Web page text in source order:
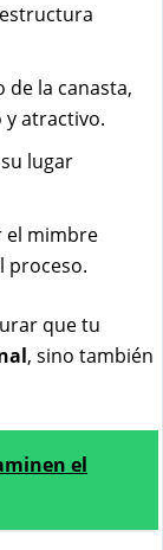
de la canasta,
atractivo.
lugar
el mimbre
proceso.
que tu
, sino también
el